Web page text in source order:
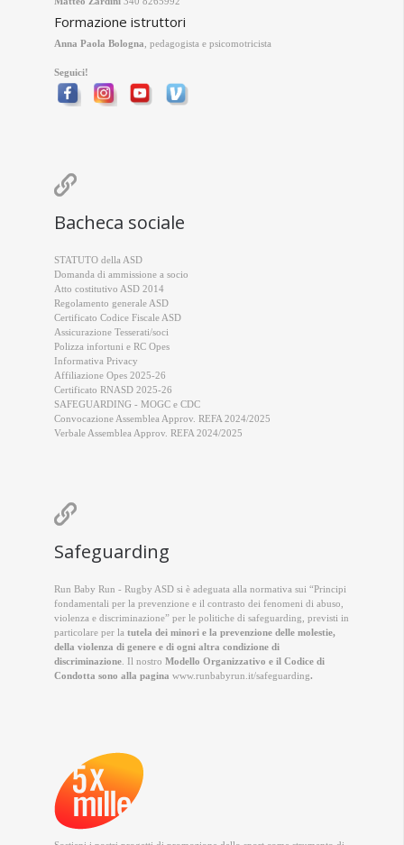
Formazione istruttori
Anna Paola Bologna , pedagogista e psicomotricista
Seguici!

Bacheca sociale
STATUTO della ASD
Domanda di ammissione a socio
Atto costitutivo ASD 2014
Regolamento generale ASD
Certificato Codice Fiscale ASD
Assicurazione Tesserati/soci
Polizza infortuni e RC Opes
Informativa Privacy
Affiliazione Opes 2025-26
Certificato RNASD 2025-26
SAFEGUARDING - MOGC e CDC
Convocazione Assemblea Approv. REFA 2024/2025
Verbale Assemblea Approv. REFA 2024/2025

Safeguarding
Run Baby Run - Rugby ASD si è adeguata alla normativa sui “Principi
fondamentali per la prevenzione e il contrasto dei fenomeni di abuso,
violenza e discriminazione” per le politiche di safeguarding, previsti in
particolare per la tutela dei minori e la prevenzione delle molestie,
della violenza di genere e di ogni altra condizione di
discriminazione . Il nostro Modello Organizzativo e il Codice di
Condotta sono alla pagina www.runbabyrun.it/safeguarding.